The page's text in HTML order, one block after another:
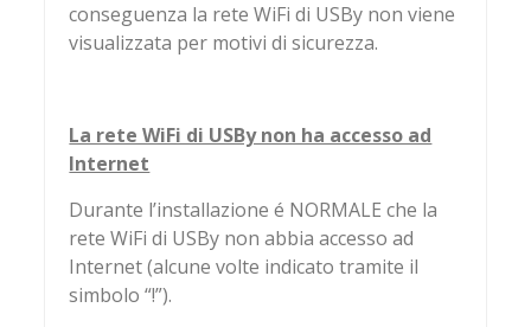
conseguenza la rete WiFi di USBy non viene
visualizzata per motivi di sicurezza.
La rete WiFi di USBy non ha accesso ad
Internet
Durante l’installazione é NORMALE che la
rete WiFi di USBy non abbia accesso ad
Internet (alcune volte indicato tramite il
simbolo “!”).